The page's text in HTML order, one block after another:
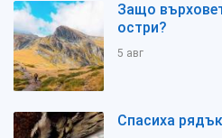
Защо
остри?
5 авг
Спасиха